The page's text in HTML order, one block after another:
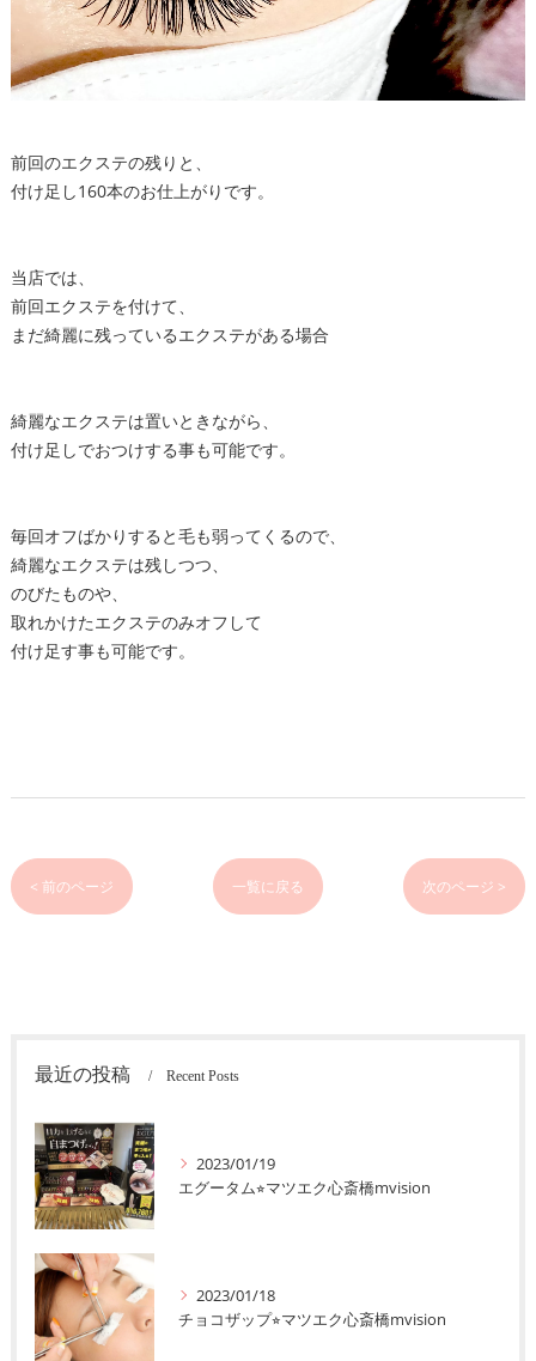
前回のエクステの残りと、
付け足し160本のお仕上がりです。
当店では、
前回エクステを付けて、
まだ綺麗に残っているエクステがある場合
綺麗なエクステは置いときながら、
付け足しでおつけする事も可能です。
毎回オフばかりすると毛も弱ってくるので、
綺麗なエクステは残しつつ、
のびたものや、
取れかけたエクステのみオフして
付け足す事も可能です。
< 前のページ 一覧に戻る 次のページ >
最近の投稿 Recent Posts
2023/01/19
エグータム⭐︎マツエク心斎橋mvision
2023/01/18
チョコザップ⭐︎マツエク心斎橋mvision